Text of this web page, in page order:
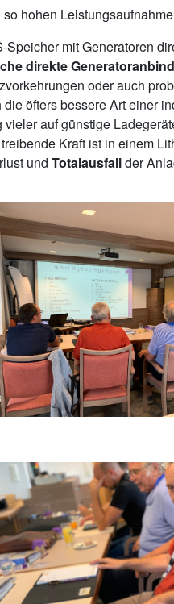
hohen
mit Generatoren
direkte
oder auch
die öfters bessere Art einer
vieler auf günstige
Kraft ist in einem
und Totalausfallder